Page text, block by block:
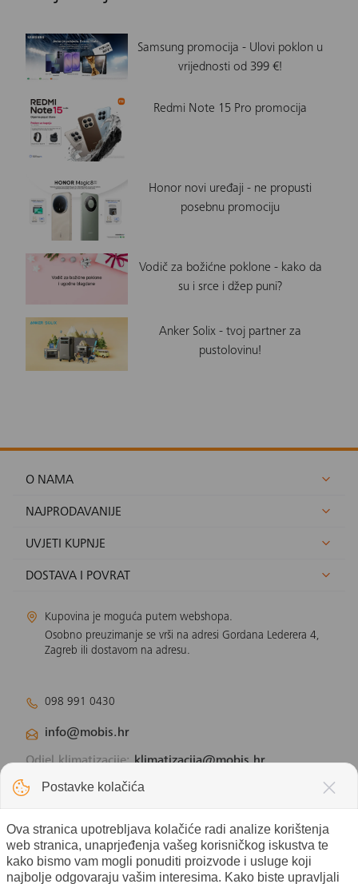
Samsung promocija - Ulovi poklon u
vrijednosti od 399 €!
Redmi Note 15 Pro promocija
Honor novi uređaji - ne propusti
posebnu promociju
Vodič za božićne poklone - kako da
su i srce i džep puni?
Anker Solix - tvoj partner za
pustolovinu!
O NAMA
NAJPRODAVANIJE
UVJETI KUPNJE
DOSTAVA I POVRAT
Kupovina je moguća putem webshopa.
Osobno preuzimanje se vrši na adresi Gordana Lederera 4,
Zagreb ili dostavom na adresu.
098 991 0430
info@mobis.hr
Odjel klimatizacije:klimatizacija@mobis.hr
Odjel solarnih panela:
Postavke kolačića
Ova stranica upotrebljava kolačiće radi analize korištenja
web stranica, unaprjeđenja vašeg korisničkog iskustva te
kako bismo vam mogli ponuditi proizvode i usluge koji
najbolje odgovaraju vašim interesima. Kako biste upravljali